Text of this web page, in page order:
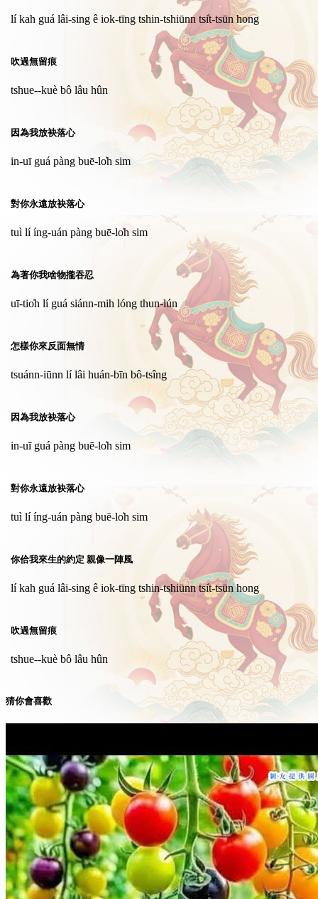
lí kah guá lâi-sing ê iok-tīng tshin-tshiūnn tsi̍t-tsūn hong
吹過無留痕
tshue--kuè bô lâu hûn
因為我放袂落心
in-uī guá pàng buē-lo̍h sim
對你永遠放袂落心
tuì lí íng-uán pàng buē-lo̍h sim
為著你我啥物攏吞忍
uī-tio̍h lí guá siánn-mih lóng thun-lún
怎樣你來反面無情
tsuánn-iūnn lí lâi huán-bīn bô-tsîng
因為我放袂落心
in-uī guá pàng buē-lo̍h sim
對你永遠放袂落心
tuì lí íng-uán pàng buē-lo̍h sim
你佮我來生的約定 親像一陣風
lí kah guá lâi-sing ê iok-tīng tshin-tshiūnn tsi̍t-tsūn hong
吹過無留痕
tshue--kuè bô lâu hûn
猜你會喜歡